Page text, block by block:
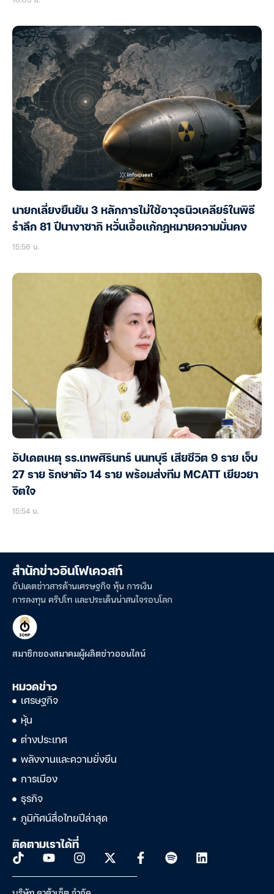
นายกเลี่ยงยืนยัน 3 หลักการไม่ใช้อาวุธนิวเคลียร์ในพิธี
รำลึก 81 ปีนางาซากิ หวั่นเอื้อแก้กฎหมายความมั่นคง
15:56 น.
อัปเดตเหตุ รร.เทพศิรินทร์ นนทบุรี เสียชีวิต 9 ราย เจ็บ
27 ราย รักษาตัว 14 ราย พร้อมส่งทีม MCATT เยียวยา
จิตใจ
15:54 น.
สำนักข่าวอินโฟเควสท์
อัปเดตข่าวสารด้านเศรษฐกิจ หุ้น การเงิน
การลงทุน คริปโท และประเด็นน่าสนใจรอบโลก
สมาชิกของสมาคมผู้ผลิตข่าวออนไลน์
หมวดข่าว
เศรษฐกิจ
หุ้น
ต่างประเทศ
พลังงานและความยั่งยืน
การเมือง
ธุรกิจ
ภูมิทัศน์สื่อไทยปีล่าสุด
ติดตามเราได้ที่